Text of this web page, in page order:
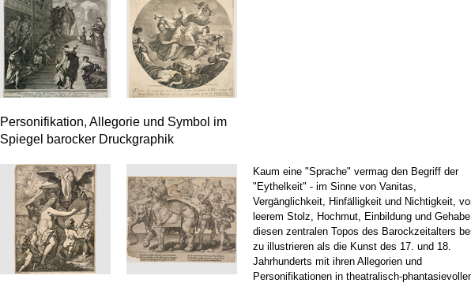
Personifikation, Allegorie und Symbol im
Spiegel barocker Druckgraphik
Kaum eine "Sprache" vermag den Begriff der
"Eythelkeit" - im Sinne von Vanitas,
Vergänglichkeit, Hinfälligkeit und Nichtigkeit,
leerem Stolz, Hochmut, Einbildung und
diesen zentralen Topos des Barockzeitalters
zu illustrieren als die Kunst des 17. und 18.
Jahrhunderts mit ihren Allegorien und
Personifikationen in theatralisch-